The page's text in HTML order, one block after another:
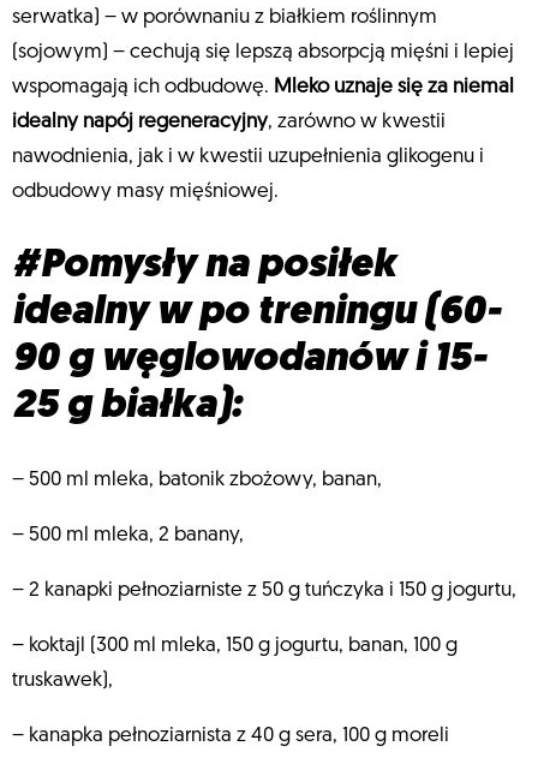
serwatka) – w porównaniu z białkiem roślinnym
(sojowym) – cechują się lepszą absorpcją mięśni i lepiej
wspomagają ich odbudowę. Mleko uznaje się za niemal
idealny napój regeneracyjny, zarówno w kwestii
nawodnienia, jak i w kwestii uzupełnienia glikogenu i
odbudowy masy mięśniowej.
#Pomysły na posiłek
idealny w po treningu (60-
90 g węglowodanów i 15-
25 g białka):
– 500 ml mleka, batonik zbożowy, banan,
– 500 ml mleka, 2 banany,
– 2 kanapki pełnoziarniste z 50 g tuńczyka i 150 g jogurtu,
– koktajl (300 ml mleka, 150 g jogurtu, banan, 100 g
truskawek),
– kanapka pełnoziarnista z 40 g sera, 100 g moreli